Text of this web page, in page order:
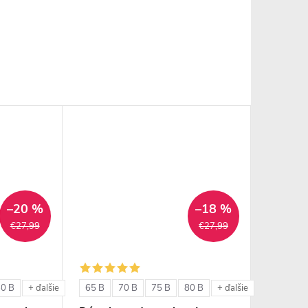
€27,99
–20 %
B + ďalšie
€27,99
–18 %
65 B 70 B 75 B 80 B + ďalšie